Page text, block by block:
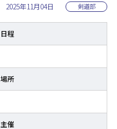
2025年11月04日 剣道部
日程
場所
主催